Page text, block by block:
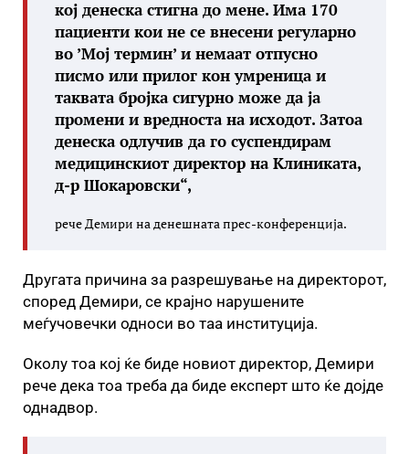
кој денеска стигна до мене. Има 170
пациенти кои не се внесени регуларно
во ’Мој термин’ и немаат отпусно
писмо или прилог кон умреница и
таквата бројка сигурно може да ја
промени и вредноста на исходот. Затоа
денеска одлучив да го суспендирам
медицинскиот директор на Клиниката,
д-р Шокаровски“,
рече Демири на денешната прес-конференција.
Другата причина за разрешување на директорот,
според Демири, се крајно нарушените
меѓучовечки односи во таа институција.
Околу тоа кој ќе биде новиот директор, Демири
рече дека тоа треба да биде експерт што ќе дојде
однадвор.